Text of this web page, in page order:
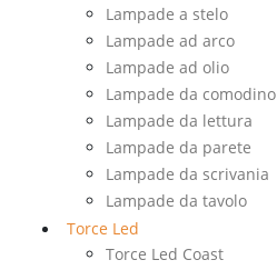
Lampade a stelo
Lampade ad arco
Lampade ad olio
Lampade da comodino
Lampade da lettura
Lampade da parete
Lampade da scrivania
Lampade da tavolo
Torce Led
Torce Led Coast